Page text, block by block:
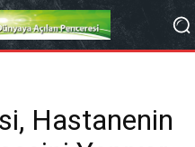
Hastanenin